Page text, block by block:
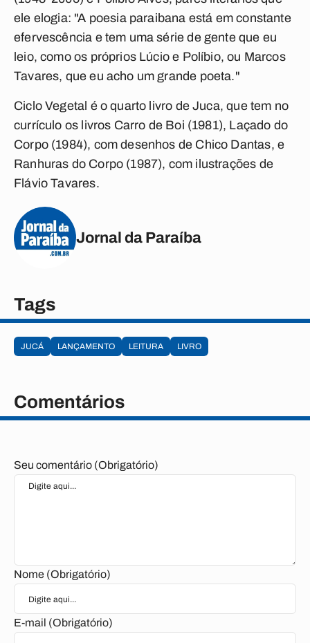
ele elogia: "A poesia paraibana está em constante
efervescência e tem uma série de gente que eu
leio, como os próprios Lúcio e Políbio, ou Marcos
Tavares, que eu acho um grande poeta."
Ciclo Vegetal é o quarto livro de Juca, que tem no
currículo os livros Carro de Boi (1981), Laçado do
Corpo (1984), com desenhos de Chico Dantas, e
Ranhuras do Corpo (1987), com ilustrações de
Flávio Tavares.
Jornal da Paraíba
Tags
JUCÁ LANÇAMENTO LEITURA LIVRO
Comentários
Seu comentário (Obrigatório)
Nome (Obrigatório)
E-mail (Obrigatório)